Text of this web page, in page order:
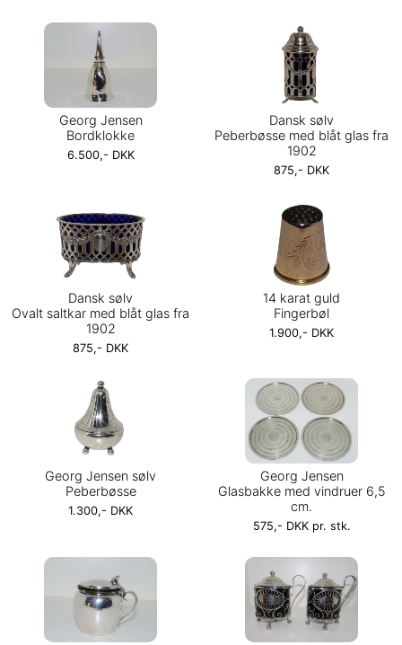
Georg Jensen
Bordklokke
6.500,- DKK
Dansk sølv
Peberbøsse med blåt glas fra
1902
875,- DKK
Dansk sølv
Ovalt saltkar med blåt glas fra
1902
875,- DKK
14 karat guld
Fingerbøl
1.900,- DKK
Georg Jensen sølv
Peberbøsse
1.300,- DKK
Georg Jensen
Glasbakke med vindruer 6,5
cm.
575,- DKK pr. stk.